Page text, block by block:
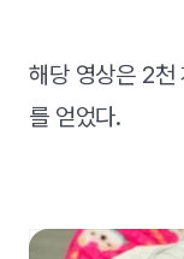
해당 영상은 2천
를 얻었다.